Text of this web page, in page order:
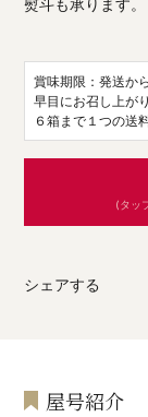
熨斗も承ります。
賞味期限：発送か
早目にお召し上が
６箱まで１つの送
(タッ
シェアする
屋号紹介